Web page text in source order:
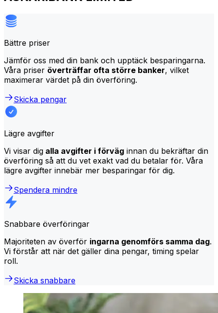
Bättre priser
Jämför oss med din bank och upptäck besparingarna.
Våra priser överträffar ofta större banker, vilket
maximerar värdet på din överföring.
Skicka pengar
Lägre avgifter
Vi visar dig alla avgifter i förväg innan du bekräftar din
överföring så att du vet exakt vad du betalar för. Våra
lägre avgifter innebär mer besparingar för dig.
Spendera mindre
Snabbare överföringar
Majoriteten av överför ingarna genomförs samma dag.
Vi förstår att när det gäller dina pengar, timing spelar
roll.
Skicka snabbare